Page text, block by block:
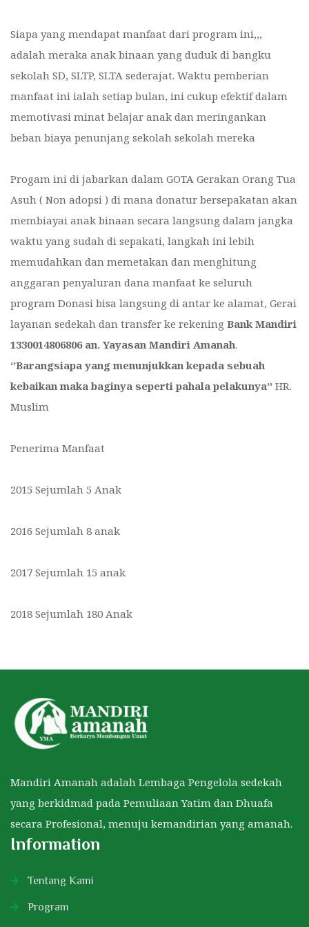
Siapa yang mendapat manfaat dari program ini,,,
adalah meraka anak binaan yang duduk di bangku
sekolah SD, SLTP, SLTA sederajat. Waktu pemberian
manfaat ini ialah setiap bulan, ini cukup efektif dalam
memotivasi minat belajar anak dan meringankan
beban biaya penunjang sekolah sekolah mereka
Progam ini di jabarkan dalam GOTA Gerakan Orang Tua
Asuh ( Non adopsi ) di mana donatur bersepakatan akan
membiayai anak binaan secara langsung dalam jangka
waktu yang sudah di sepakati, langkah ini lebih
memudahkan dan memetakan dan menghitung
anggaran penyaluran dana manfaat ke seluruh
program Donasi bisa langsung di antar ke alamat, Gerai
layanan sedekah dan transfer ke rekening Bank Mandiri
1330014806806 an. Yayasan Mandiri Amanah.
‘’Barangsiapa yang menunjukkan kepada sebuah
kebaikan maka baginya seperti pahala pelakunya’’ HR.
Muslim
Penerima Manfaat
2015 Sejumlah 5 Anak
2016 Sejumlah 8 anak
2017 Sejumlah 15 anak
2018 Sejumlah 180 Anak
Mandiri Amanah adalah Lembaga Pengelola sedekah
yang berkidmad pada Pemuliaan Yatim dan Dhuafa
secara Profesional, menuju kemandirian yang amanah.
Information
Tentang Kami
Program